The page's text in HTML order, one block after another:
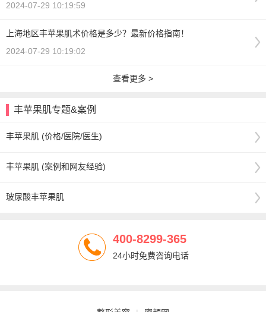
2024-07-29 10:19:59
上海地区丰苹果肌术价格是多少？最新价格指南！
2024-07-29 10:19:02
查看更多 >
丰苹果肌专题&案例
丰苹果肌 (价格/医院/医生)
丰苹果肌 (案例和网友经验)
玻尿酸丰苹果肌
400-8299-365
24小时免费咨询电话